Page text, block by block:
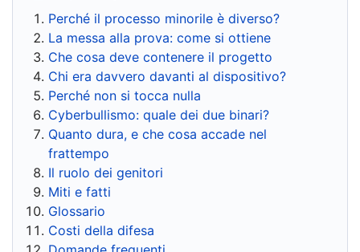
Perché il processo minorile è diverso?
La messa alla prova: come si ottiene
Che cosa deve contenere il progetto
Chi era davvero davanti al dispositivo?
Perché non si tocca nulla
Cyberbullismo: quale dei due binari?
Quanto dura, e che cosa accade nel
frattempo
Il ruolo dei genitori
Miti e fatti
Glossario
Costi della difesa